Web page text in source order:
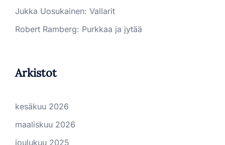
Jukka Uosukainen: Vallarit
Robert Ramberg: Purkkaa ja jytää
Arkistot
kesäkuu 2026
maaliskuu 2026
joulukuu 2025